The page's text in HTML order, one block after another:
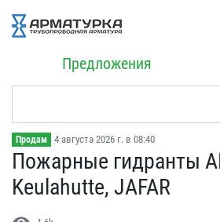
Предложения
Продам 4 августа 2026 г. в 08:40
Пожарные гидранты
Keulahutte, JAFAR